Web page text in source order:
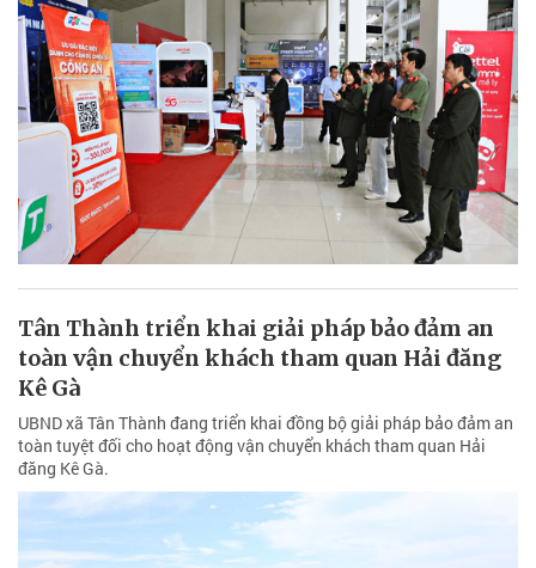
Tân Thành triển khai giải pháp bảo đảm an
toàn vận chuyển khách tham quan Hải đăng
Kê Gà
UBND xã Tân Thành đang triển khai đồng bộ giải pháp bảo đảm an
toàn tuyệt đối cho hoạt động vận chuyển khách tham quan Hải
đăng Kê Gà.